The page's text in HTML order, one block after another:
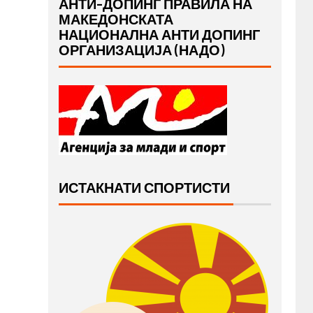
АНТИ-ДОПИНГ ПРАВИЛА НА
МАКЕДОНСКАТА
НАЦИОНАЛНА АНТИ ДОПИНГ
ОРГАНИЗАЦИЈА (НАДО)
ИСТАКНАТИ СПОРТИСТИ